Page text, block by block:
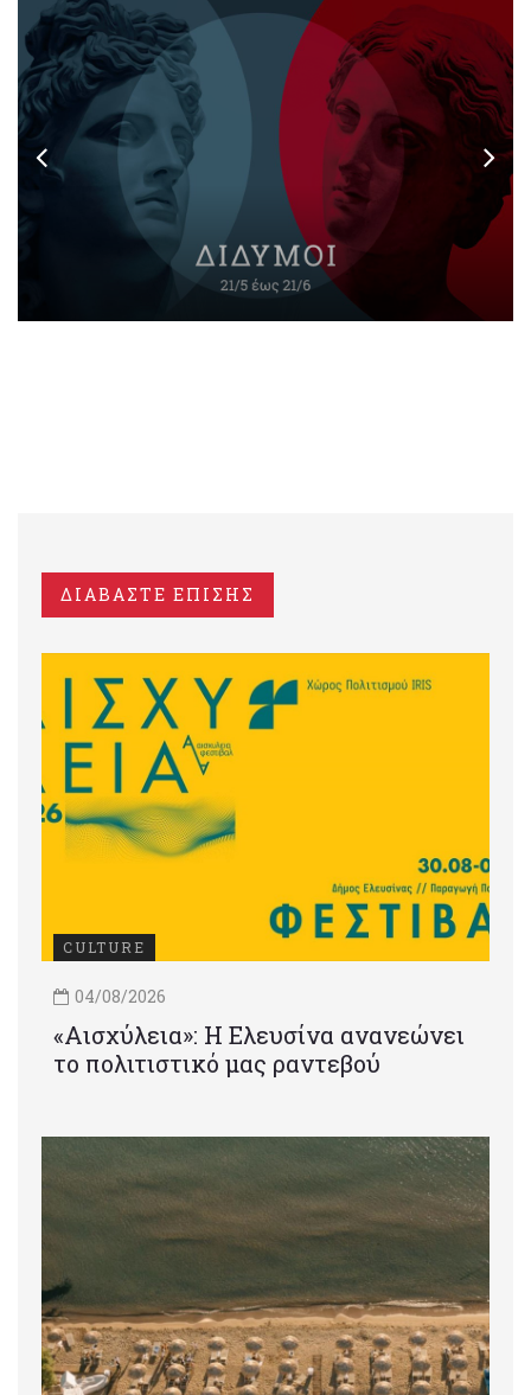
ΔΙΑΒΑΣΤΕ ΕΠΙΣΗΣ
CULTURE
04/08/2026
«Αισχύλεια»: Η Ελευσίνα ανανεώνει
το πολιτιστικό μας ραντεβού